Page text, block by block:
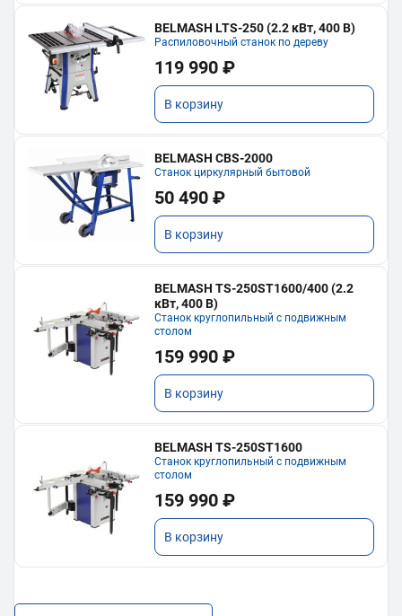
BELMASH LTS-250 (2.2 кВт, 400 В)
Распиловочный станок по дереву
119 990 ₽
В корзину
BELMASH CBS-2000
Станок циркулярный бытовой
50 490 ₽
В корзину
BELMASH TS-250ST1600/400 (2.2
кВт, 400 В)
Станок круглопильный с подвижным
столом
159 990 ₽
В корзину
BELMASH TS-250ST1600
Станок круглопильный с подвижным
столом
159 990 ₽
В корзину